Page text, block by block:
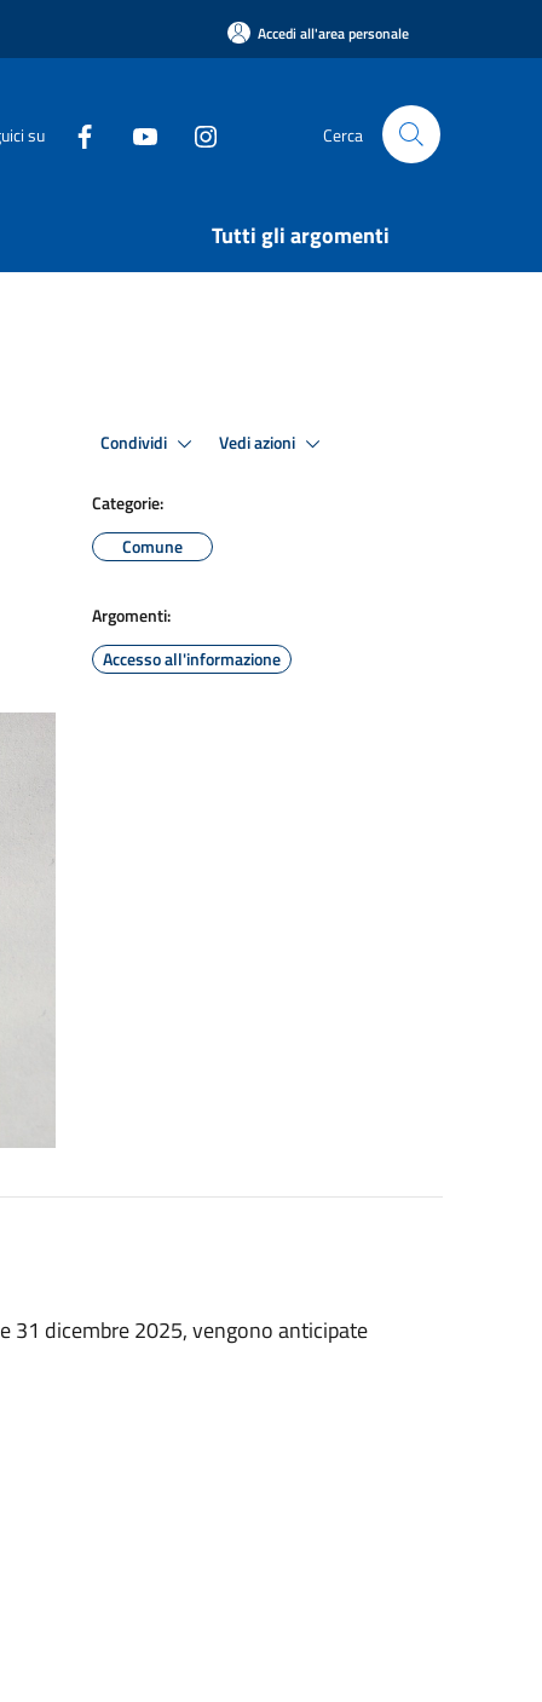
Accedi all'area personale
su Cerca
Tutti gli argomenti
Condividi Vedi azioni
Categorie:
Comune
Argomenti:
Accesso all'informazione
31 dicembre 2025, vengono anticipate